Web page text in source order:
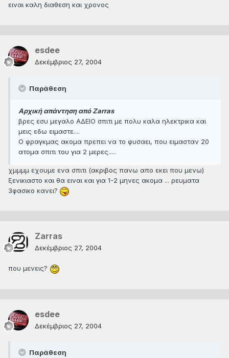
ειναι καλη διαθεση και χρονος
esdee
Δεκέμβριος 27, 2004
Παράθεση
Αρχική απάντηση από Zarras
βρες εσυ μεγαλο ΑΔΕΙΟ σπιτι με πολυ καλα ηλεκτρικα και
μεις εδω ειμαστε....
Ο φραγκμας ακομα πρεπει να το φυσαει, που ειμασταν 20
ατομα σπιτι του για 2 μερες.....
χμμμμ εχουμε ενα σπιτι (ακριβος πανω απο εκει που μενω)
ξενικιαστο και θα ειναι και για 1-2 μηνες ακομα ... ρευματα
3φασικο κανει?
Zarras
Δεκέμβριος 27, 2004
που μενεις?
esdee
Δεκέμβριος 27, 2004
Παράθεση